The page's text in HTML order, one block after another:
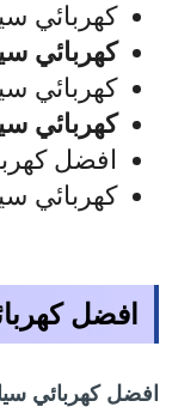
كهربائي
كهربائي
كهربائي
كهربائي
افضل
كهربائي
افضل
افضل كهربائي